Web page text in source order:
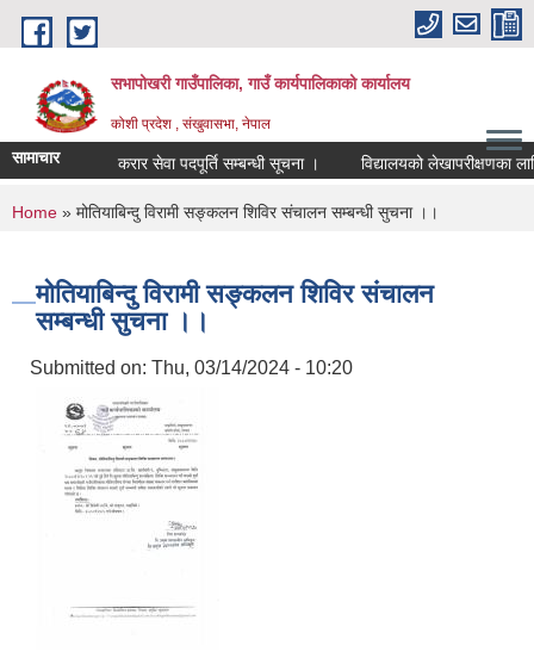
Skip to main content
सभापोखरी गाउँपालिका, गाउँ कार्यपालिकाको कार्यालय
कोशी प्रदेश , संखुवासभा, नेपाल
सामाचार करार सेवा पदपूर्ति सम्बन्धी सूचना ।
You are here
Home » मोतियाबिन्दु विरामी सङ्कलन शिविर संचालन सम्बन्धी सुचना ।।
मोतियाबिन्दु विरामी सङ्कलन शिविर संचालन
सम्बन्धी सुचना ।।
Submitted on: Thu, 03/14/2024 - 10:20